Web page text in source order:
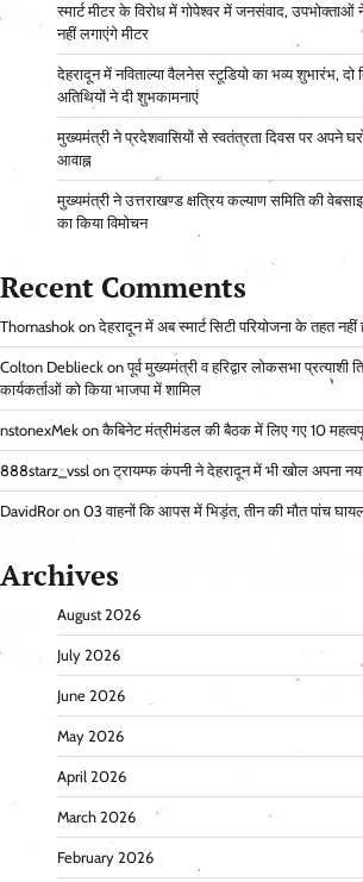
स्मार्ट मीटर के विरोध में गोपेश्वर में जनसंवाद, उपभोक्ताओं
नहीं लगाएंगे मीटर
देहरादून में नविताल्या वैलनेस स्टूडियो का भव्य शुभारंभ, दो
अतिथियों ने दी शुभकामनाएं
मुख्यमंत्री ने प्रदेशवासियों से स्वतंत्रता दिवस पर अपने
आवाह्न
मुख्यमंत्री ने उत्तराखण्ड क्षत्रिय कल्याण समिति की
का किया विमोचन
Recent Comments
Thomashok onदेहरादून में अब स्मार्ट सिटी परियोजना के तहत नहीं
Colton Deblieck onपूर्व मुख्यमंत्री व हरिद्वार लोकसभा प्रत्याशी
कार्यकर्ताओं को किया भाजपा में शामिल
nstonexMek onकैबिनेट मंत्रीमंडल की बैठक में लिए गए 10
888starz_vssl onट्रायम्फ कंपनी ने देहरादून में भी खोल अपना
DavidRor on 03 वाहनों कि आपस में भिड़ंत, तीन की मौत पांच
Archives
August 2026
July 2026
June 2026
May 2026
April 2026
March 2026
February 2026